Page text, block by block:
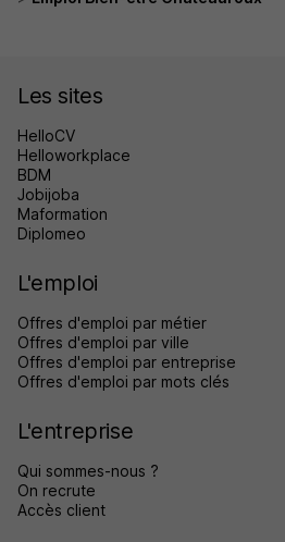
Les sites
HelloCV
Helloworkplace
BDM
Jobijoba
Maformation
Diplomeo
L'emploi
Offres d'emploi par métier
Offres d'emploi par ville
Offres d'emploi par entreprise
Offres d'emploi par mots clés
L'entreprise
Qui sommes-nous ?
On recrute
Accès client